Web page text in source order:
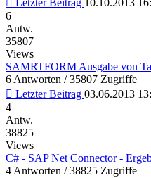
6
Antw.
35807
Views
SAMRTFORM Ausgabe von
6 Antworten / 35807 Zugriffe
Letzter Beitrag 03.06.2013
4
Antw.
38825
Views
C# - SAP Net Connector -
4 Antworten / 38825 Zugriffe